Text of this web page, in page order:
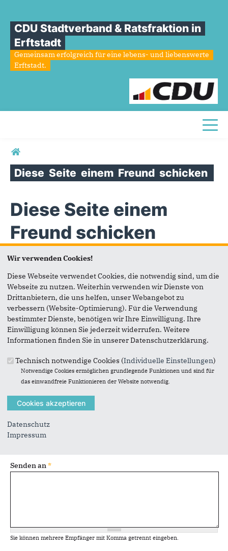
CDU Stadtverband & Ratsfraktion in
Erftstadt
Gemeinsam erfolgreich für eine lebens- und liebenswerte
Erftstadt.
Sie sind hier
Diese Seite einem Freund schicken
Diese Seite einem
Freund schicken
Seite versenden
Vielen Dank, dass Sie die Inhalte unserer Homepage
weiterempfehlen.
Anmerkung: Ihre E-Mail-Adresse wird benötigt um die
Personen, denen Sie die Seite weiterempfehlen, zu
informieren, von wem die Empfehlung kommt, und dass es
Das mit * gekennzeichnete Feld ist ein Pflichtfeld.
Eigener Name
Senden an*
Sie können mehrere Empfänger mit Komma getrennt eingeben.
Wir verwenden Cookies!
Diese Webseite verwendet Cookies, die notwendig sind, um die
Webseite zu nutzen. Weiterhin verwenden wir Dienste von
Drittanbietern, die uns helfen, unser Webangebot zu
verbessern (Website-Optimierung). Für die Verwendung
bestimmter Dienste, benötigen wir Ihre Einwilligung. Ihre
Einwilligung können Sie jederzeit widerrufen. Weitere
Informationen finden Sie in unserer Datenschutzerklärung.
Technisch notwendige Cookies (Individuelle Einstellungen)
Notwendige Cookies ermöglichen grundlegende Funktionen und sind für
das einwandfreie Funktionieren der Website notwendig.
Datenschutz
Impressum